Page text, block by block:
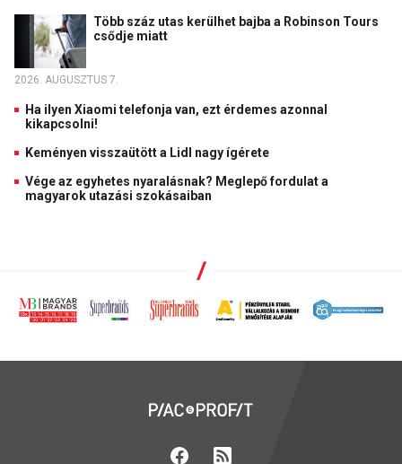
Több száz utas kerülhet bajba a Robinson Tours
csődje miatt
2026. AUGUSZTUS 7.
Ha ilyen Xiaomi telefonja van, ezt érdemes azonnal
kikapcsolni!
Keményen visszaütött a Lidl nagy ígérete
Vége az egyhetes nyaralásnak? Meglepő fordulat a
magyarok utazási szokásaiban